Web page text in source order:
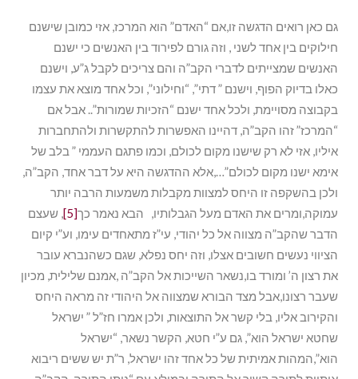
גם כאן רואים הדגשה זו,אם “האדם” הוא המרכז, אזי כמובן שישנם
חילוקים בין אחד לשני , וזה גורם לפירוד בין האנשים כי ישנם
האנשים שמצייתים לדברי הקב”ה והם צריכים לקבל ג”ע, וישנם
כאלו בדיוק הפוף, וישנם ” דתי”, “וחילוני”, וכל אחד מוצא את עצמו
בקבוצה מסויימת, ולכל אחד ישנם “הזכיות שמורות”.. אבל אם
“המרכז” זהו הקב”ה, דהיינו האפשרות להתקשרות ולהתחברות
איליו, אזי לא רק שישנו מקום לכולם, וכמו פתגם העממי ” בלב של
אימא ישנו מקום לכולם”…,אלא ההדגשה היא על דבר אחד, הקב”ה,
ולכן בהשקפה זו היחס למצוות מקבלות משמעות הרבה יותר
עמוקה,ומרים את האדם מעל הגבלותיו, הבא נאמר כך[5]
, שעצם
הדבר שהקב”ה מצווה אל כל יהודי, עי”ז מתאחדים עימו, וע”י קיום
הציווי נעשים חשובים אצלו, וזה יחס נפלא, שגם כשהנברא עובר
את רצון ה’ ומורד בו,נשאר השייכות אל הקב”ה ,אמנם שלילית, מכיון
שעבר רצונו,אבל מצד הבורא שמצווה אל היהודי זה מראה היחס
והקירוב אליו, בלי קשר אל התוצאות, ולכן אמרו חז”ל ” ישראל
שחטא ישראל הוא”, גם ע”י חטא, הקשר נשאר, “ישראל
הוא”,המהות אמיתית של כל אחד זהו ישראל, ר”ת יש ששים ריבוא